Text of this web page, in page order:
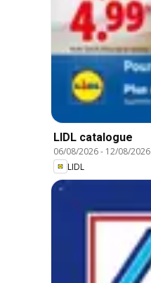
LIDL catalogue
06/08/2026- 12/08/2026
LIDL